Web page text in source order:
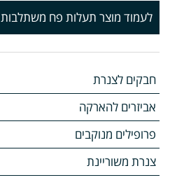
לעמוד מוצר תעלות פח משתלבות
חבקים לצנרת
אביזרים להארקה
פרופילים מנוקבים
צנרת משוריינת